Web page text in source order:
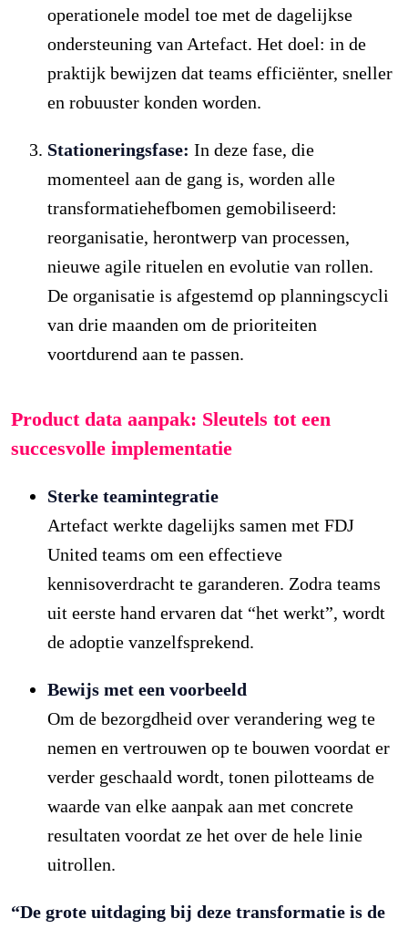
operationele model toe met de dagelijkse
ondersteuning van Artefact. Het doel: in de
praktijk bewijzen dat teams efficiënter, sneller
en robuuster konden worden.
Stationeringsfase: In deze fase, die
momenteel aan de gang is, worden alle
transformatiehefbomen gemobiliseerd:
reorganisatie, herontwerp van processen,
nieuwe agile rituelen en evolutie van rollen.
De organisatie is afgestemd op planningscycli
van drie maanden om de prioriteiten
voortdurend aan te passen.
Product data aanpak: Sleutels tot een
succesvolle implementatie
Sterke teamintegratie
Artefact werkte dagelijks samen met FDJ
United teams om een effectieve
kennisoverdracht te garanderen. Zodra teams
uit eerste hand ervaren dat “het werkt”, wordt
de adoptie vanzelfsprekend.
Bewijs met een voorbeeld
Om de bezorgdheid over verandering weg te
nemen en vertrouwen op te bouwen voordat er
verder geschaald wordt, tonen pilotteams de
waarde van elke aanpak aan met concrete
resultaten voordat ze het over de hele linie
uitrollen.
“De grote uitdaging bij deze transformatie is de